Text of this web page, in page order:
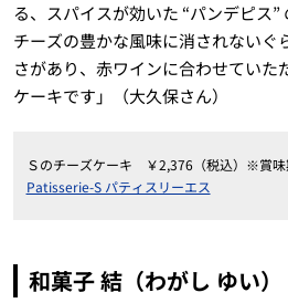
る、スパイスが効いた “パンデピス
チーズの豊かな風味に消されないぐ
さがあり、赤ワインに合わせていた
ケーキです」（大久保さん）
Ｓのチーズケーキ ￥2,376（税込）※賞
Patisserie-S パティスリーエス
和菓子 結（わがし ゆい）